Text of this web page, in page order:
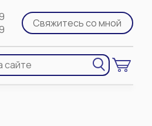
Свяжитесь со мной